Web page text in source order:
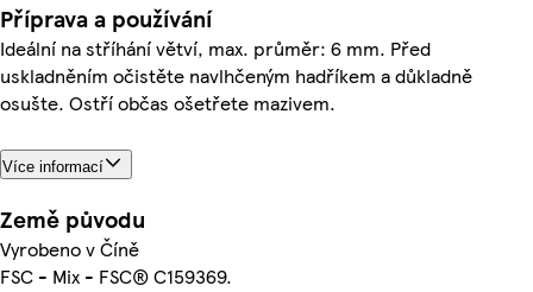
Příprava a používání
Ideální na stříhání větví, max. průměr: 6 mm. Před
uskladněním očistěte navlhčeným hadříkem a důkladně
osušte. Ostří občas ošetřete mazivem.
Více informací
Země původu
Vyrobeno v Číně
FSC - Mix - FSC® C159369.